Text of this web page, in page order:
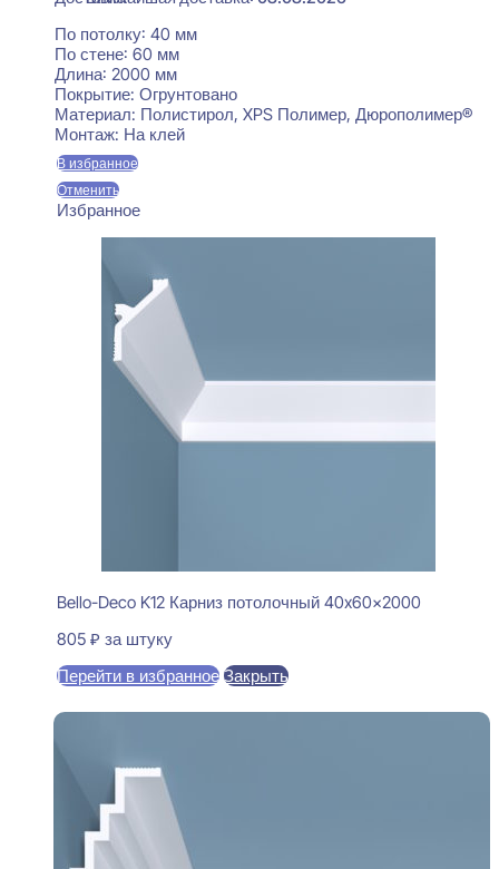
По потолку: 40 мм
По стене: 60 мм
Длина: 2000 мм
Покрытие: Огрунтовано
Материал: Полистирол, XPS Полимер, Дюрополимер®
Монтаж: На клей
В избранное
Отменить
Избранное
Bello-Deco K12 Карниз потолочный 40x60x2000
805 ₽ за штуку
Перейти в избранное Закрыть